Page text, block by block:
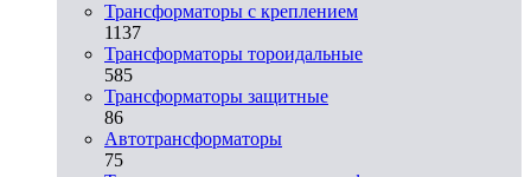
Трансформаторы с креплением
1137
Трансформаторы тороидальные
585
Трансформаторы защитные
86
Автотрансформаторы
75